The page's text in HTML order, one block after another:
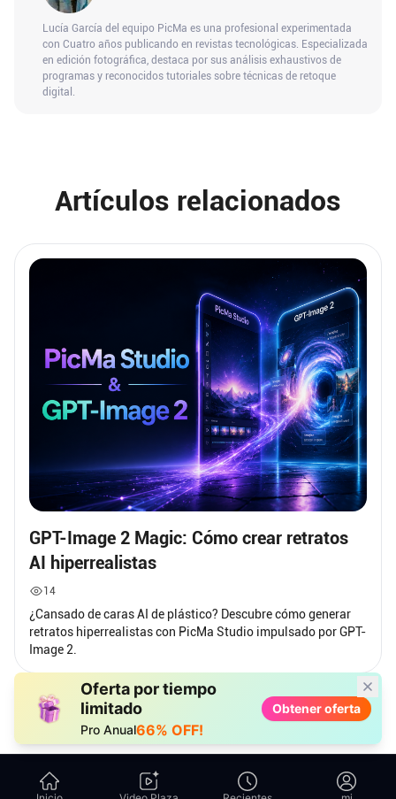
Lucía García del equipo PicMa es una profesional experimentada
con Cuatro años publicando en revistas tecnológicas. Especializada
en edición fotográfica, destaca por sus análisis exhaustivos de
programas y reconocidos tutoriales sobre técnicas de retoque
digital.
Artículos relacionados
GPT-Image 2 Magic: Cómo crear retratos
AI hiperrealistas
14
¿Cansado de caras AI de plástico? Descubre cómo generar
retratos hiperrealistas con PicMa Studio impulsado por GPT-
Image 2.
Oferta por tiempo
limitado
Pro Anual66% OFF!
Obtener oferta